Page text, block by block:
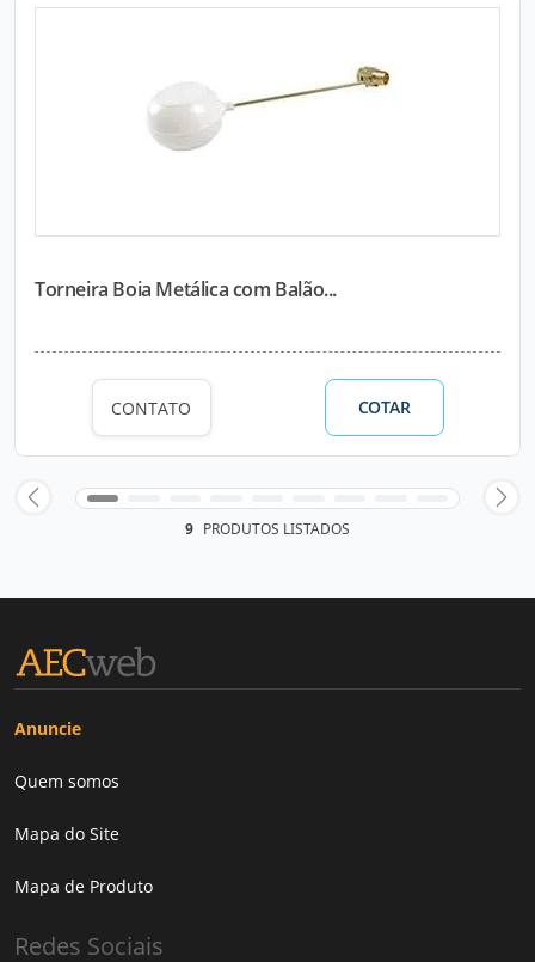
Torneira Boia Metálica com Balão...
CONTATO COTAR
9 PRODUTOS LISTADOS
Anuncie
Quem somos
Mapa do Site
Mapa de Produto
Redes Sociais